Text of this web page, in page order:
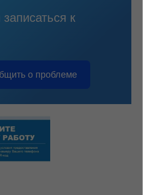
к
о проблеме